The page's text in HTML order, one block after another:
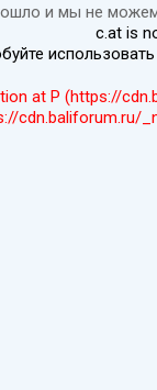
и мы не можем
c.at is
at P (https://
cdn.baliforum.ru/